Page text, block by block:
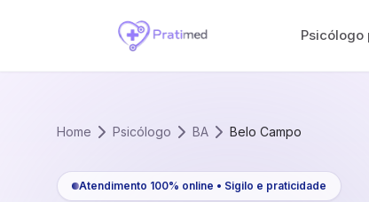
Psicólogo
Home Psicólogo BA Belo Campo
Atendimento 100% online • Sigilo e praticidade